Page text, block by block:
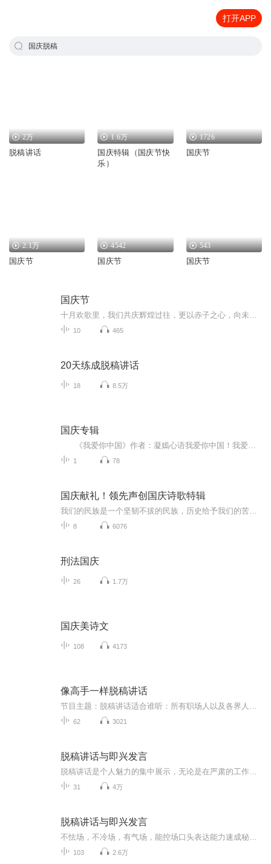
打开APP
国庆脱稿
2万
脱稿讲话
1.6万
国庆特辑（国庆节快
乐）
1726
国庆节
2.1万
国庆节
4542
国庆节
543
国庆节
国庆节
10 465
20天练成脱稿讲话
18 8.5万
国庆专辑
1 78
国庆献礼！领先声创国庆诗歌特辑
8 6076
刑法国庆
26 1.7万
国庆美诗文
108 4173
像高手一样脱稿讲话
62 3021
脱稿讲话与即兴发言
31 4万
脱稿讲话与即兴发言
103 2.6万